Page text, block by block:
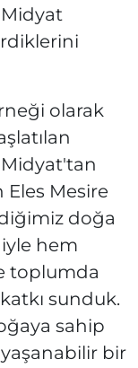
olarak
Mesire
doğa
hem
toplumda
sunduk.
sahip
yaşanabilir bir